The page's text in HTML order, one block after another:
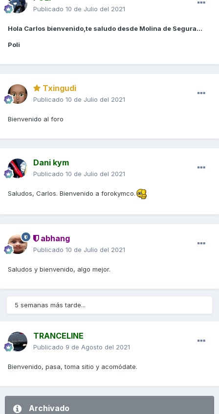
Publicado 10 de Julio del 2021
Hola Carlos bienvenido,te saludo desde Molina de Segura...
Poli
Txingudi
Publicado 10 de Julio del 2021
Bienvenido al foro
Dani kym
Publicado 10 de Julio del 2021
Saludos, Carlos. Bienvenido a forokymco.
abhang
Publicado 10 de Julio del 2021
Saludos y bienvenido, algo mejor.
5 semanas más tarde...
TRANCELINE
Publicado 9 de Agosto del 2021
Bienvenido, pasa, toma sitio y acomódate.
Archivado